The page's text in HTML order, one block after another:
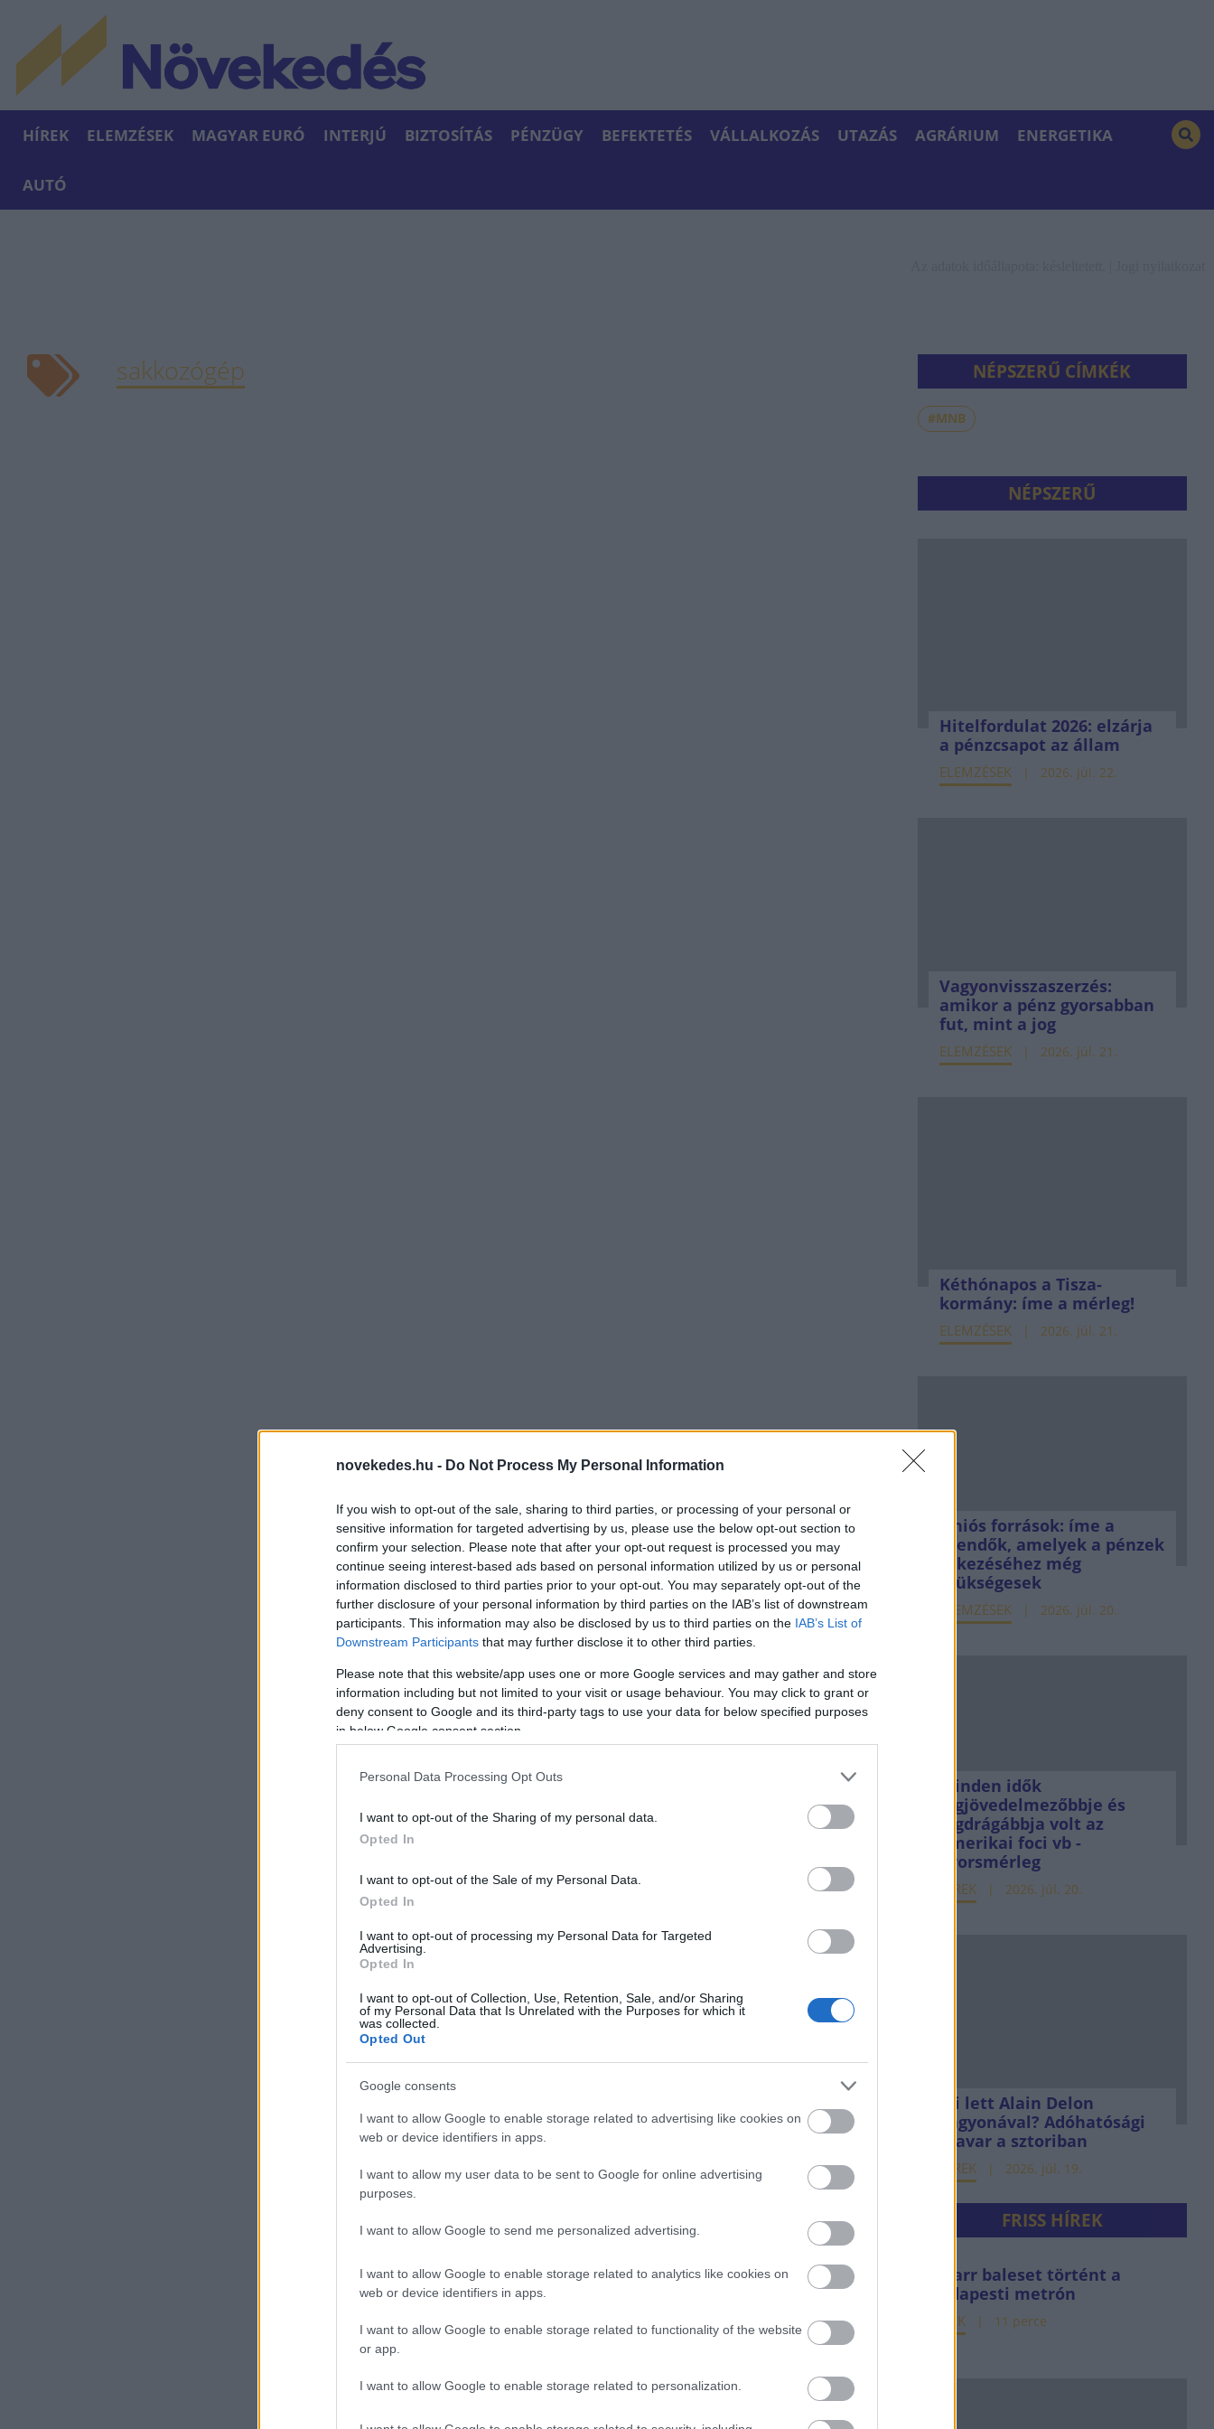
novekedes.hu - Do Not Process My Personal Information
If you wish to opt-out of the sale, sharing to third parties, or processing of your personal or
sensitive information for targeted advertising by us, please use the below opt-out section to
confirm your selection. Please note that after your opt-out request is processed you may
continue seeing interest-based ads based on personal information utilized by us or personal
information disclosed to third parties prior to your opt-out. You may separately opt-out of the
further disclosure of your personal information by third parties on the IAB’s list of downstream
participants. This information may also be disclosed by us to third parties on the IAB’s List of
Downstream Participants that may further disclose it to other third parties.
Please note that this website/app uses one or more Google services and may gather and store
information including but not limited to your visit or usage behaviour. You may click to grant or
deny consent to Google and its third-party tags to use your data for below specified purposes
in below Google consent section.
Personal Data Processing Opt Outs
I want to opt-out of the Sharing of my personal data.
Opted In
I want to opt-out of the Sale of my Personal Data.
Opted In
I want to opt-out of processing my Personal Data for Targeted
Advertising.
Opted In
I want to opt-out of Collection, Use, Retention, Sale, and/or Sharing
of my Personal Data that Is Unrelated with the Purposes for which it
was collected.
Opted Out
Google consents
I want to allow Google to enable storage related to advertising like cookies on
web or device identifiers in apps.
I want to allow my user data to be sent to Google for online advertising
purposes.
I want to allow Google to send me personalized advertising.
I want to allow Google to enable storage related to analytics like cookies on
web or device identifiers in apps.
I want to allow Google to enable storage related to functionality of the website
or app.
I want to allow Google to enable storage related to personalization.
HÍREK ELEMZÉSEK MAGYAR EURÓ INTERJÚ BIZTOSÍTÁS PÉNZÜGY BEFEKTETÉS VÁLLALKOZÁS UTAZÁS AGRÁRIUM ENERGETIKA
AUTÓ
sakkozógép NÉPSZERŰ CÍMKÉK
#MNB
NÉPSZERŰ
Hitelfordulat 2026: elzárja
a pénzcsapot az állam
ELEMZÉSEK 2026. júl. 22.
Vagyonvisszaszerzés:
amikor a pénz gyorsabban
fut, mint a jog
ELEMZÉSEK 2026. júl. 21.
Kéthónapos a Tisza-
kormány: íme a mérleg!
ELEMZÉSEK 2026. júl. 21.
Uniós források: íme a
teendők, amelyek a pénzek
érkezéséhez még
szükségesek
ELEMZÉSEK 2026. júl. 20.
Minden idők
legjövedelmezőbbje és
legdrágábbja volt az
amerikai foci vb -
gyorsmérleg
HÍREK 2026. júl. 20.
Mi lett Alain Delon
vagyonával? Adóhatósági
csavar a sztoriban
HÍREK 2026. júl. 19.
FRISS HÍREK
Bizarr baleset történt a
budapesti metrón
HÍREK 11 perce